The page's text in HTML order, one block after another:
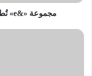
مجموعة «&e» تُطلق ميتافيرس «e& universe»
ثلث